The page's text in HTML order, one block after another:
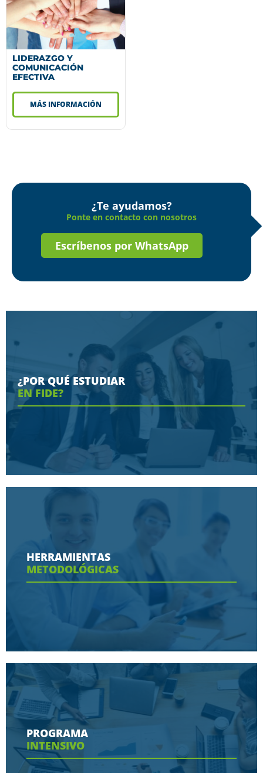
LIDERAZGO Y
COMUNICACIÓN
EFECTIVA
MÁS INFORMACIÓN
¿Te ayudamos?
Ponte en contacto con nosotros
Escríbenos por WhatsApp
¿POR QUÉ ESTUDIAR
EN FIDE?
Conoce aquí las razones porque nos eligen
Ver más
HERRAMIENTAS
METODOLÓGICAS
Conoce aquí las herramientas con las que
contaras en tu programa
Ver más
PROGRAMA
INTENSIVO